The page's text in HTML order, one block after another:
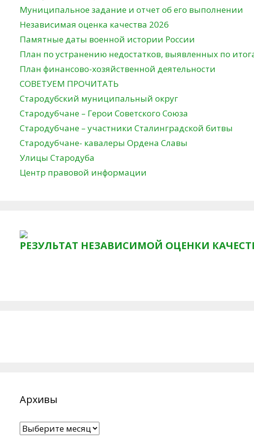
Муниципальное задание и отчет об его выполнении
Независимая оценка качества 2026
Памятные даты военной истории России
План по устранению недостатков, выявленных по
План финансово-хозяйственной деятельности
СОВЕТУЕМ ПРОЧИТАТЬ
Стародубский муниципальный округ
Стародубчане – Герои Советского Союза
Стародубчане – участники Сталинградской битвы
Стародубчане- кавалеры Ордена Славы
Улицы Стародуба
Центр правовой информации
РЕЗУЛЬТАТ НЕЗАВИСИМОЙ ОЦЕНКИ
Архивы
Архивы